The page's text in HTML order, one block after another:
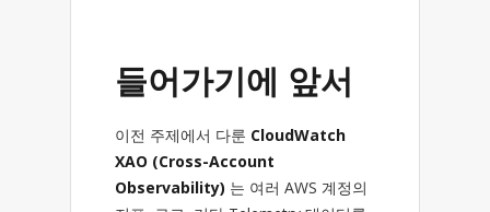
들어가기에 앞서
이전 주제에서 다룬 CloudWatch
XAO (Cross-Account
Observability) 는 여러 AWS 계정의